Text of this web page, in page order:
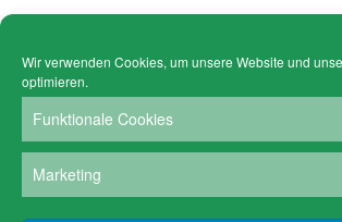
Wir verwenden Cookies, um unsere Website und
optimieren.
Funktionale Cookies
Marketing
© Copyright - Gruen Stickgalerie -
www.gruen-kunstrahmungen.com Impressum /
Email Versandkosten